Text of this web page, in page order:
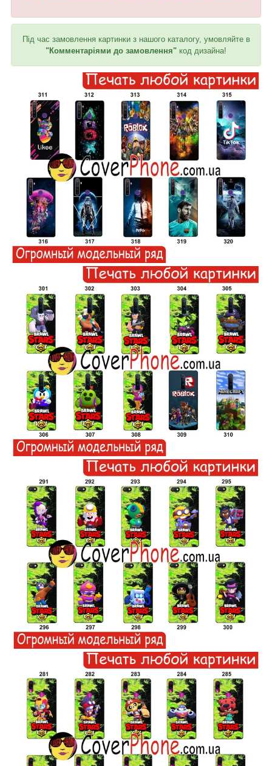
Під час замовлення картинки з нашого каталогу, умовляйте в
"Комментаріями до замовлення" код дизайна!